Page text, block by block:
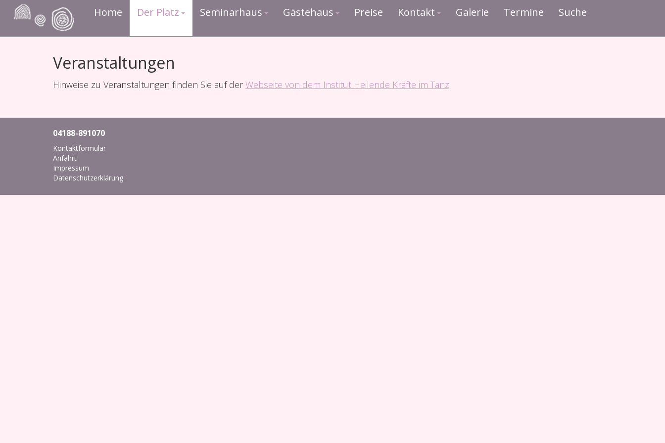
Home Der Platz Seminarhaus Gästehaus Preise Kontakt Galerie Termine Suche
Veranstaltungen
Hinweise zu Veranstaltungen finden Sie auf derWebseite von dem Institut Heilende Kräfte im Tanz.
04188-891070
Kontaktformular
Anfahrt
Impressum
Datenschutzerklärung